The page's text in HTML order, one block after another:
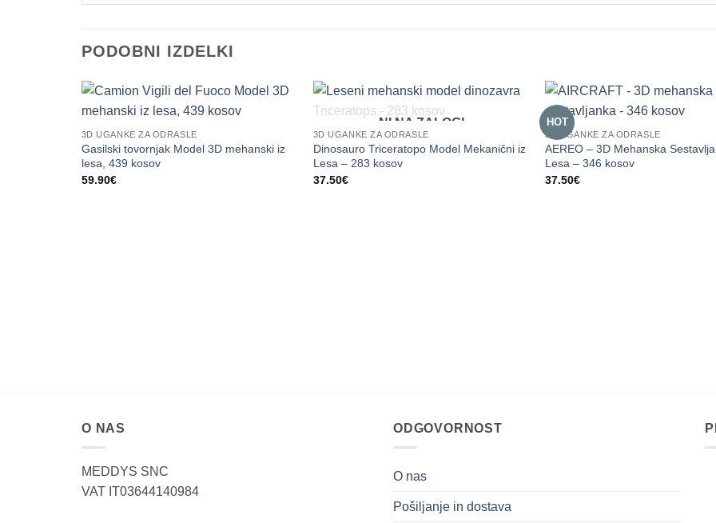
PODOBNI IZDELKI
3D UGANKE ZA ODRASLE
Gasilski tovornjak Model 3D mehanski iz
lesa, 439 kosov
59.90€
NI NA ZALOGI
3D UGANKE ZA ODRASLE
Dinosauro Triceratopo Model Mekanični iz
Lesa – 283 kosov
37.50€
HOT
3D UGANKE ZA ODRASLE
AEREO – 3D Mehanska
Lesa – 346 kosov
37.50€
O NAS
MEDDYS SNC
VAT IT03644140984
ODGOVORNOST
O nas
Pošiljanje in dostava